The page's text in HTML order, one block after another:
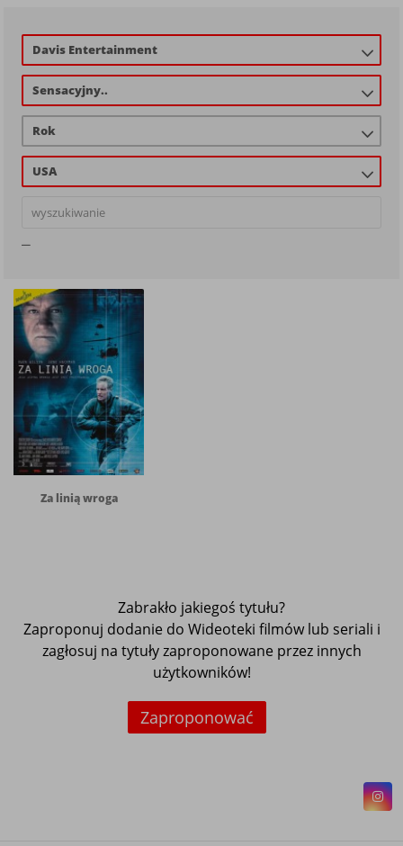
Davis Entertainment
Sensacyjny..
Rok
USA
Za linią wroga
Zabrakło jakiegoś tytułu?
Zaproponuj dodanie do Wideoteki filmów lub seriali i
zagłosuj na tytuły zaproponowane przez innych
użytkowników!
Zaproponować